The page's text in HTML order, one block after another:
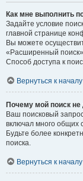
Как мне выполнить
Задайте условие
главной странице
Вы можете
«Расширенный
Способ доступа к
Вернуться к началу
Почему мой поиск не
Ваш поисковый
включал много общих
Будьте более
поиска.
Вернуться к началу